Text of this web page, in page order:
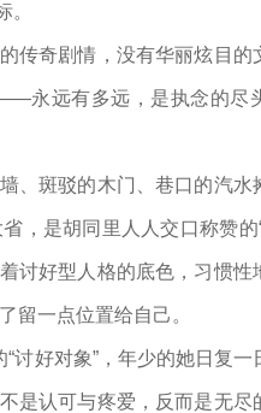
传奇剧情，没有华丽炫目的
永远有多远，是执念的尽
、斑驳的木门、巷口的汽水
，是胡同里人人交口称赞的
讨好型人格的底色，习惯性
留一点位置给自己。
讨好对象”，年少的她日复
是认可与疼爱，反而是无尽